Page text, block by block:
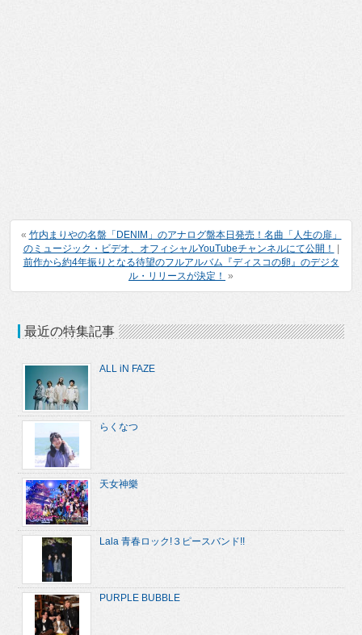
« 竹内まりやの名盤「DENIM」のアナログ盤本日発売！名曲「人生の扉」
のミュージック・ビデオ、オフィシャルYouTubeチャンネルにて公開！
前作から約4年振りとなる待望のフルアルバム『ディスコの卵』のデジタ
ル・リリースが決定！ »
最近の特集記事
ALL iN FAZE
らくなつ
天女神樂
Lala 青春ロック!３ピースバンド!!
PURPLE BUBBLE